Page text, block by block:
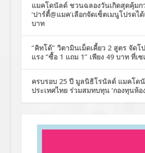
แมคโดนัลด์ ชวนฉลองวันเกิดสุดคุ้มก
‘ปาร์ตี้@แมค’เลือกจัดเซ็ตเมนูโปรดได้
บาท
“คิทโด้” วิตามินเม็ดเคี้ยว 2 สูตร จัดโ
แรง “ซื้อ 1 แถม 1” เพียง 49 บาท ที่เซ
ครบรอบ 25 ปี มูลนิธิโรนัลด์ แมคโด
ประเทศไทย ร่วมสมทบทุน ‘กองทุนห้อ